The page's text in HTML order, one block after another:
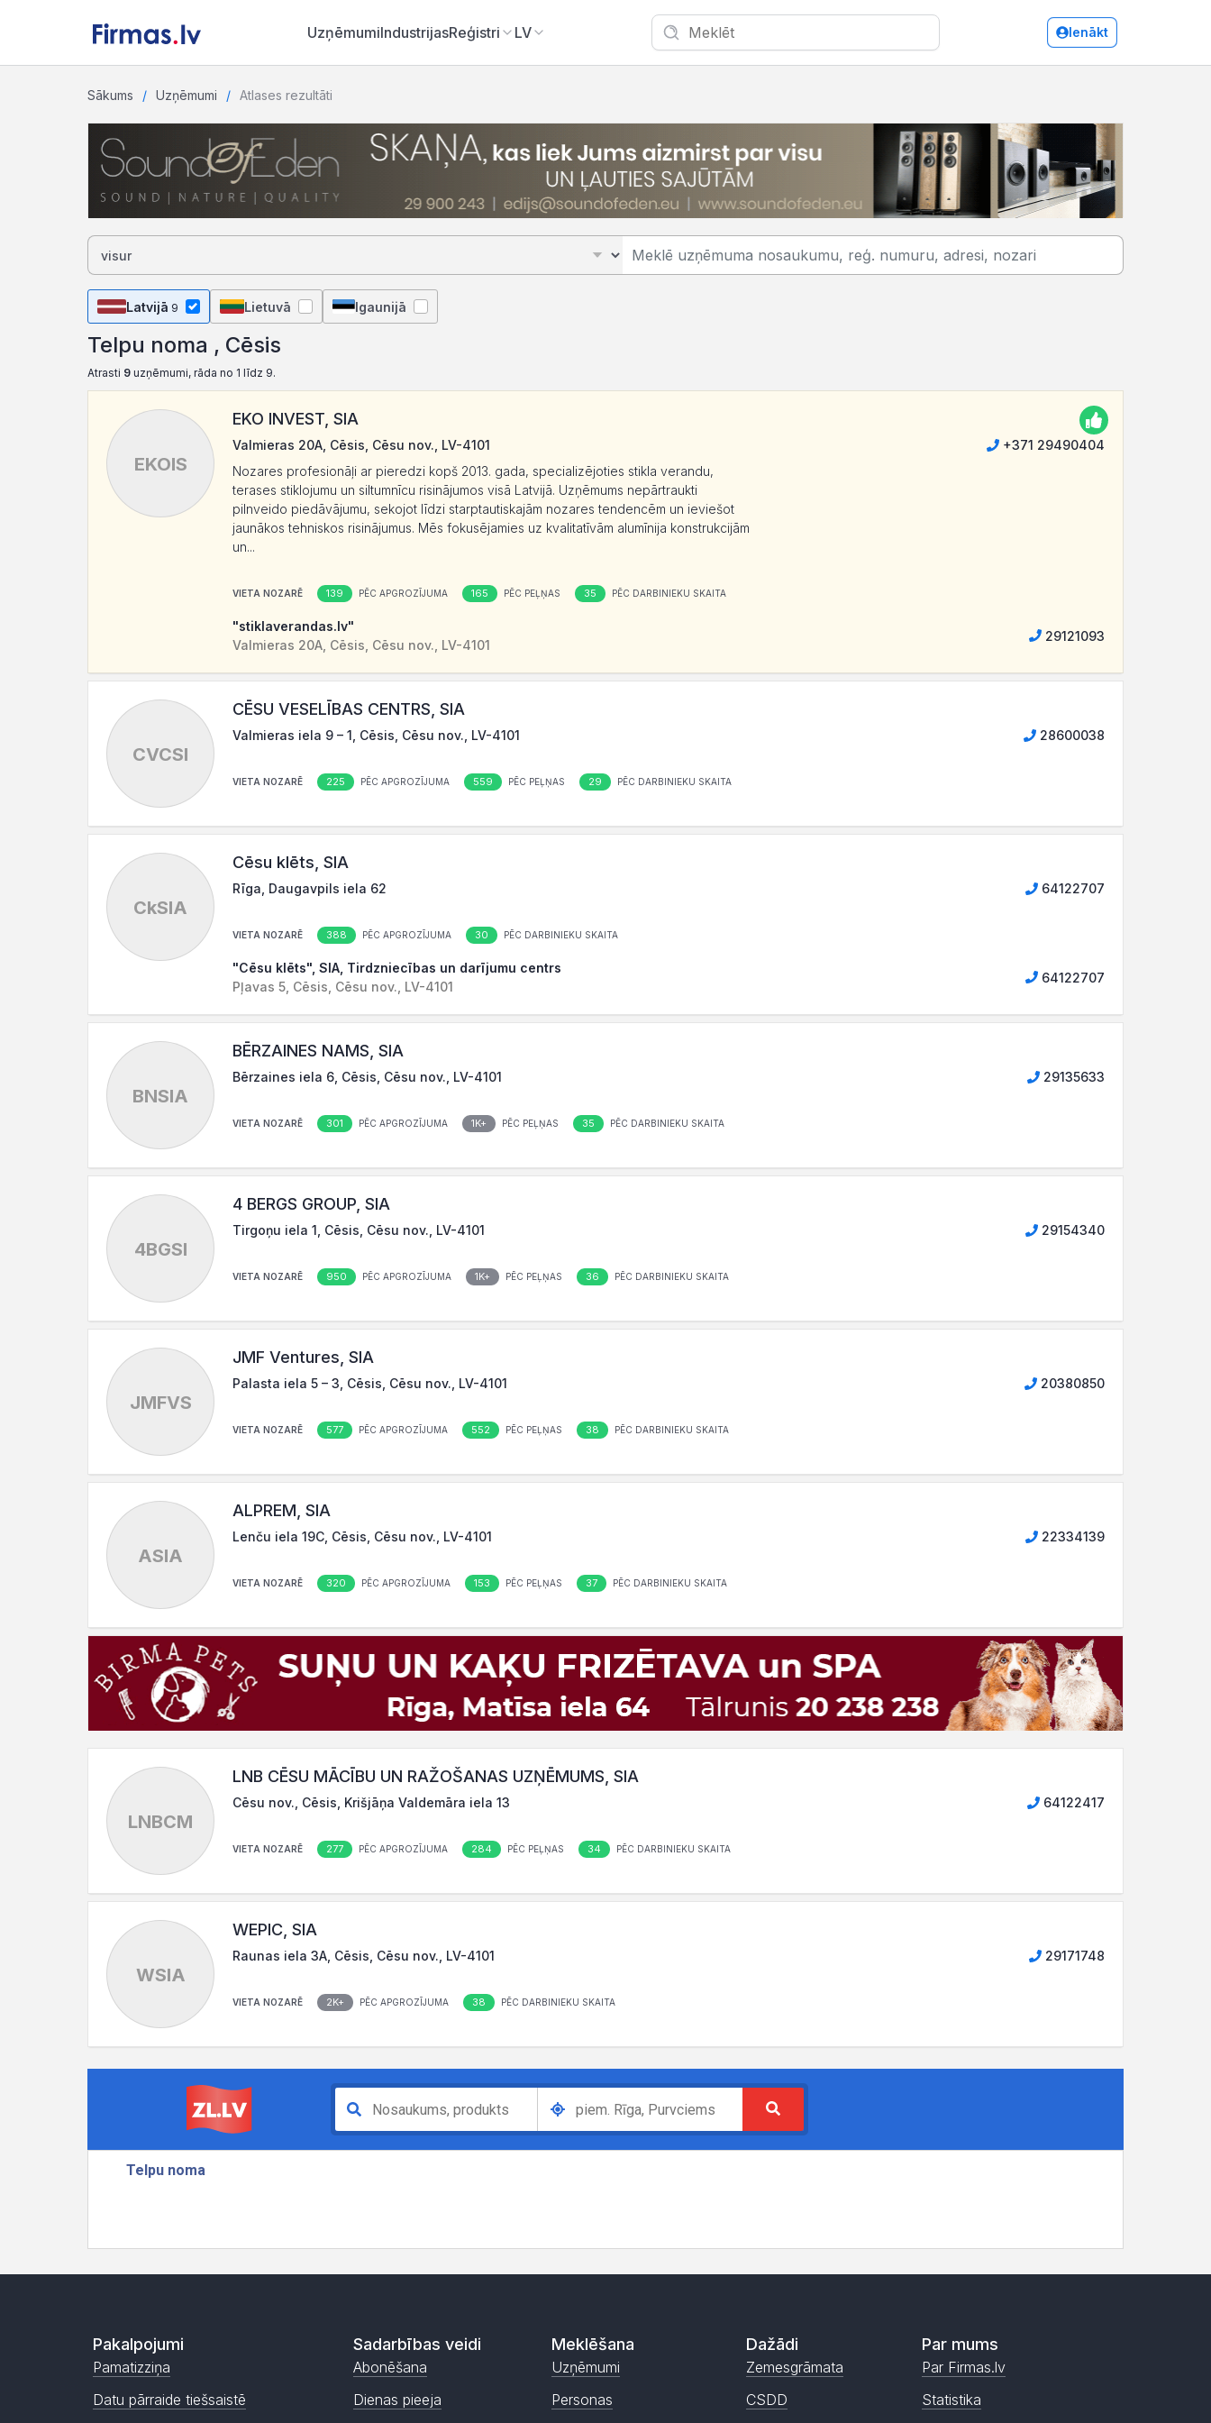
UzņēmumiIndustrijasReģistri LV Ienākt
Sākums Uzņēmumi Atlases rezultāti
Cēsis/Telpu noma
Latvijā 9 Lietuvā Igaunijā
Telpu noma , Cēsis
Atrasti 9 uzņēmumi, rāda no 1 līdz 9.
EKOIS
EKO INVEST, SIA
Valmieras 20A, Cēsis, Cēsu nov., LV-4101
+371 29490404
Nozares profesionāļi ar pieredzi kopš 2013. gada, specializējoties stikla verandu,
terases stiklojumu un siltumnīcu risinājumos visā Latvijā. Uzņēmums nepārtraukti
pilnveido piedāvājumu, sekojot līdzi starptautiskajām nozares tendencēm un ieviešot
jaunākos tehniskos risinājumus. Mēs fokusējamies uz kvalitatīvām alumīnija konstrukcijām
un...
VIETA NOZARĒ 139 PĒC APGROZĪJUMA 165 PĒC PEĻŅAS 35 PĒC DARBINIEKU SKAITA
"stiklaverandas.lv"
Valmieras 20A, Cēsis, Cēsu nov., LV-4101
29121093
CVCSI
CĒSU VESELĪBAS CENTRS, SIA
Valmieras iela 9 – 1, Cēsis, Cēsu nov., LV-4101 28600038
VIETA NOZARĒ 225 PĒC APGROZĪJUMA 559 PĒC PEĻŅAS 29 PĒC DARBINIEKU SKAITA
CkSIA
Cēsu klēts, SIA
Rīga, Daugavpils iela 62 64122707
VIETA NOZARĒ 388 PĒC APGROZĪJUMA 30 PĒC DARBINIEKU SKAITA
"Cēsu klēts", SIA, Tirdzniecības un darījumu centrs
Pļavas 5, Cēsis, Cēsu nov., LV-4101
64122707
BNSIA
BĒRZAINES NAMS, SIA
Bērzaines iela 6, Cēsis, Cēsu nov., LV-4101 29135633
VIETA NOZARĒ 301 PĒC APGROZĪJUMA 1K+ PĒC PEĻŅAS 35 PĒC DARBINIEKU SKAITA
4BGSI
4 BERGS GROUP, SIA
Tirgoņu iela 1, Cēsis, Cēsu nov., LV-4101 29154340
VIETA NOZARĒ 950 PĒC APGROZĪJUMA 1K+ PĒC PEĻŅAS 36 PĒC DARBINIEKU SKAITA
JMFVS
JMF Ventures, SIA
Palasta iela 5 – 3, Cēsis, Cēsu nov., LV-4101 20380850
VIETA NOZARĒ 577 PĒC APGROZĪJUMA 552 PĒC PEĻŅAS 38 PĒC DARBINIEKU SKAITA
ASIA
ALPREM, SIA
Lenču iela 19C, Cēsis, Cēsu nov., LV-4101 22334139
VIETA NOZARĒ 320 PĒC APGROZĪJUMA 153 PĒC PEĻŅAS 37 PĒC DARBINIEKU SKAITA
LNBCM
LNB CĒSU MĀCĪBU UN RAŽOŠANAS UZŅĒMUMS, SIA
Cēsu nov., Cēsis, Krišjāņa Valdemāra iela 13 64122417
VIETA NOZARĒ 277 PĒC APGROZĪJUMA 284 PĒC PEĻŅAS 34 PĒC DARBINIEKU SKAITA
WSIA
WEPIC, SIA
Raunas iela 3A, Cēsis, Cēsu nov., LV-4101 29171748
VIETA NOZARĒ 2K+ PĒC APGROZĪJUMA 38 PĒC DARBINIEKU SKAITA
Pakalpojumi
Pamatizziņa
Datu pārraide tiešsaistē
Sadarbības veidi
Abonēšana
Dienas pieeja
Meklēšana
Uzņēmumi
Personas
Dažādi
Zemesgrāmata
CSDD
Par mums
Par Firmas.lv
Statistika